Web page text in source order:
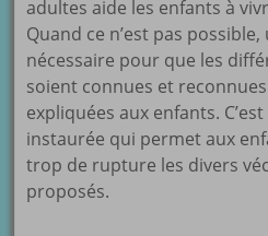
adultes aide les enfants à
Quand ce n’est pas
nécessaire pour que les
soient connues et
expliquées aux enfants.
instaurée qui permet aux
trop de rupture les divers
proposés.